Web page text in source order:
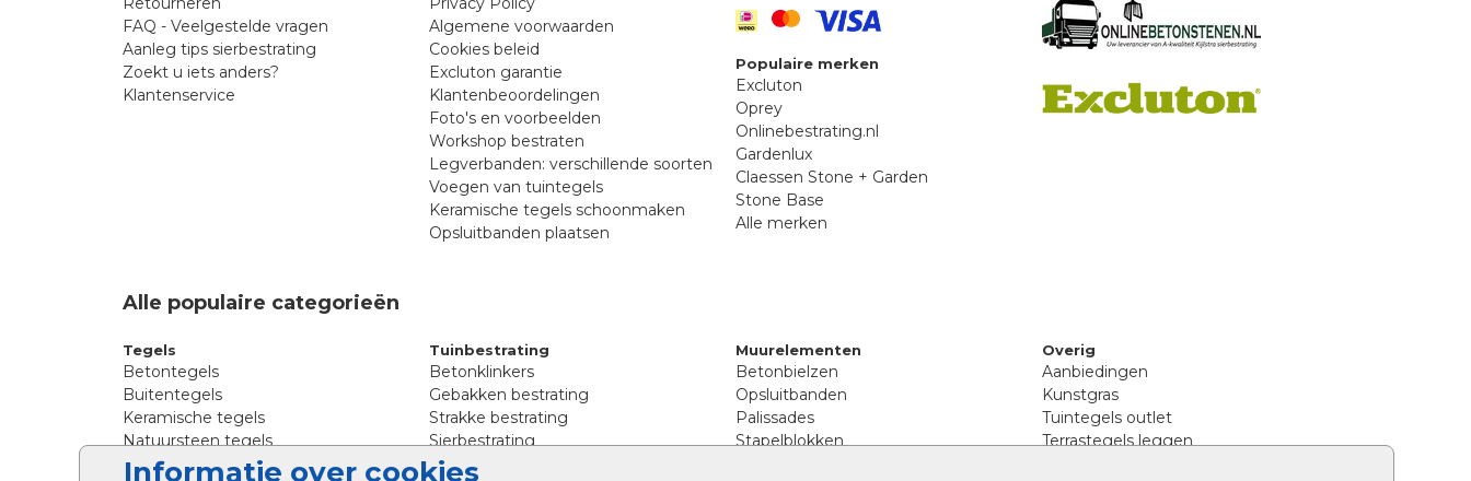
Informatie over cookies
FAQ - Veelgestelde vragen
Aanleg tips sierbestrating
Zoekt u iets anders?
Klantenservice
Algemene voorwaarden
Cookies beleid
Excluton garantie
Klantenbeoordelingen
Foto's en voorbeelden
Workshop bestraten
Legverbanden: verschillende soorten
Voegen van tuintegels
Keramische tegels schoonmaken
Opsluitbanden plaatsen
Populaire merken
Excluton
Oprey
Onlinebestrating.nl
Gardenlux
Claessen Stone + Garden
Stone Base
Alle merken
Alle populaire categorieën
Tegels
Betontegels
Buitentegels
Keramische tegels
Natuursteen tegels
Siertegels
Tuinbestrating
Betonklinkers
Gebakken bestrating
Strakke bestrating
Sierbestrating
Straatklinkers
Muurelementen
Betonbielzen
Opsluitbanden
Palissades
Stapelblokken
Overig
Aanbiedingen
Kunstgras
Tuintegels outlet
Terrastegels leggen